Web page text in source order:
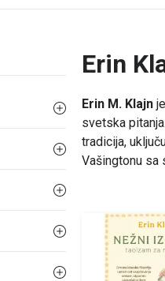
Erin
Erin M. Klajn
svetska
tradicija,
Vašingtonu sa